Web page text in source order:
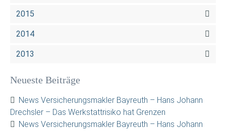
2015
2014
2013
Neueste Beiträge
News Versicherungsmakler Bayreuth – Hans Johann
Drechsler – Das Werkstattrisiko hat Grenzen
News Versicherungsmakler Bayreuth – Hans Johann